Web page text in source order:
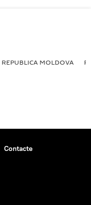
REPUBLICA MOLDOVA
Contacte